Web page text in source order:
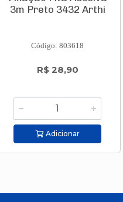
3m Preto 3432 Arthi
Código: 803618
R$ 28,90
Adicionar